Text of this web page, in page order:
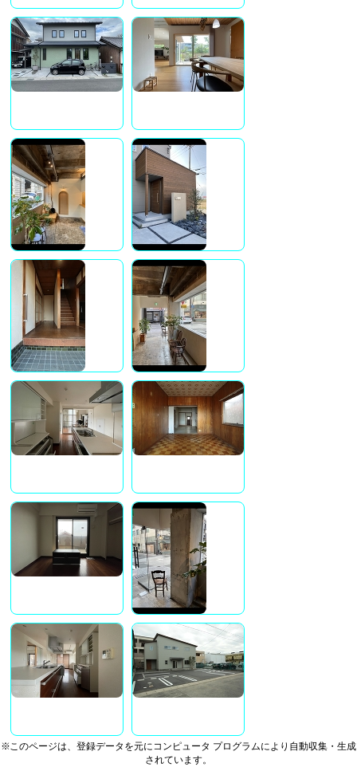
※このページは、登録データを元にコンピュータ プログラムにより自動収集・生成
されています。